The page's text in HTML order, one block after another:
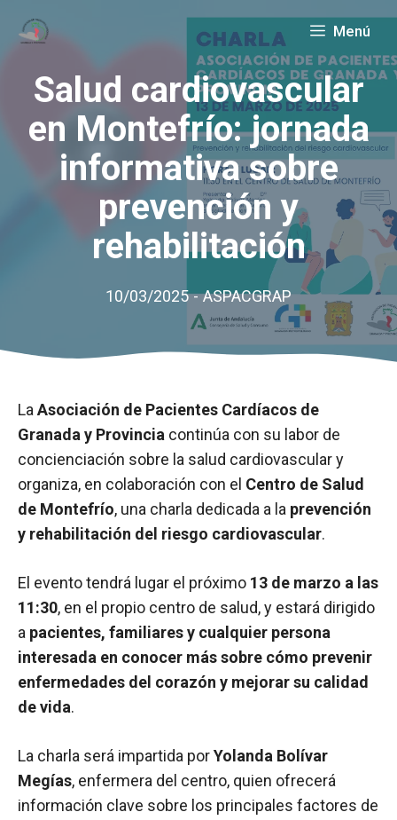
Menú
Salud cardiovascular
en Montefrío: jornada
informativa sobre
prevención y
rehabilitación
10/03/2025 - ASPACGRAP
La Asociación de Pacientes Cardíacos de
Granada y Provincia continúa con su labor de
concienciación sobre la salud cardiovascular y
organiza, en colaboración con el Centro de Salud
de Montefrío, una charla dedicada a la prevención
y rehabilitación del riesgo cardiovascular.
El evento tendrá lugar el próximo 13 de marzo a las
11:30, en el propio centro de salud, y estará dirigido
a pacientes, familiares y cualquier persona
interesada en conocer más sobre cómo prevenir
enfermedades del corazón y mejorar su calidad
de vida.
La charla será impartida porYolanda Bolívar
Megías, enfermera del centro, quien ofrecerá
información clave sobre los principales factores de